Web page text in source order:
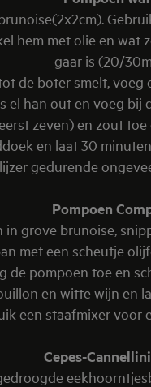
hem met olie en
gaar is (20/
de boter smelt,
el han out en voeg
zeven) en zout
en laat 30
gedurende
Pompoen
in grove brunoise,
met een scheutje
de pompoen toe en
en witte wijn
een staafmixer voor
Cepes-